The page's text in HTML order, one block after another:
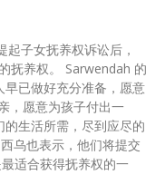
子女抚养权诉讼后，
的
已做好充分准备，愿意
，愿意为孩子付出一
生活所需，尽到应尽的
适合获得抚养权的一